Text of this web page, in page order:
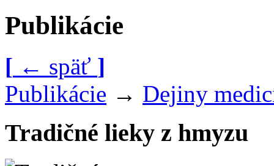
Publikácie
[ ← späť ]
Publikácie → Dejiny
Tradičné lieky z hmyzu